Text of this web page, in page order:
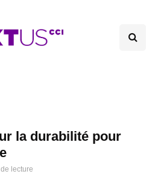
la durabilité pour
lecture